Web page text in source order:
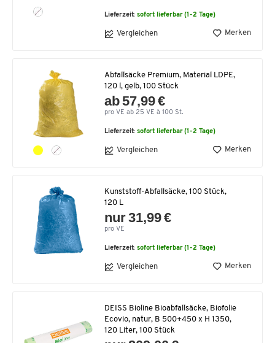
Lieferzeit:sofort lieferbar (1-2 Tage)
Vergleichen Merken
Abfallsäcke Premium, Material LDPE,
120 l, gelb, 100 Stück
ab 57,99 €
pro VE ab 25 VE à 100 St.
Lieferzeit:sofort lieferbar (1-2 Tage)
Vergleichen Merken
Kunststoff-Abfallsäcke, 100 Stück,
120 L
nur 31,99 €
pro VE
Lieferzeit:sofort lieferbar (1-2 Tage)
Vergleichen Merken
DEISS Bioline Bioabfallsäcke, Biofolie
Ecovio, natur, B 500+450 x H 1350,
120 Liter, 100 Stück